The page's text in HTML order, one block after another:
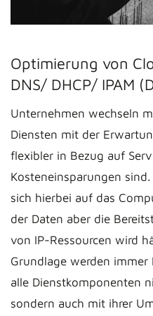
Optimierung von
DNS/ DHCP/ IPAM
Unternehmen wechseln
Diensten mit der
flexibler in Bezug auf
Kosteneinsparungen
sich hierbei auf das
der Daten aber die
von IP-Ressourcen wird
Grundlage werden
alle Dienstkomponenten
sondern auch mit ihrer